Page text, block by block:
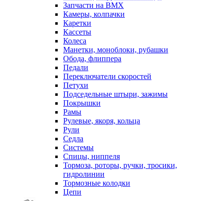
Запчасти на BMX
Камеры, колпачки
Каретки
Кассеты
Колеса
Манетки, моноблоки, рубашки
Обода, флиппера
Педали
Переключатели скоростей
Петухи
Подседельные штыри, зажимы
Покрышки
Рамы
Рулевые, якоря, кольца
Рули
Седла
Системы
Спицы, ниппеля
Тормоза, роторы, ручки, тросики,
гидролинии
Тормозные колодки
Цепи